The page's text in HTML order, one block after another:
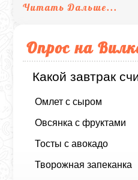
Читать Дальше...
Опрос на
Какой завтрак
Омлет с сыром
Овсянка с фруктами
Тосты с авокадо
Творожная запеканка